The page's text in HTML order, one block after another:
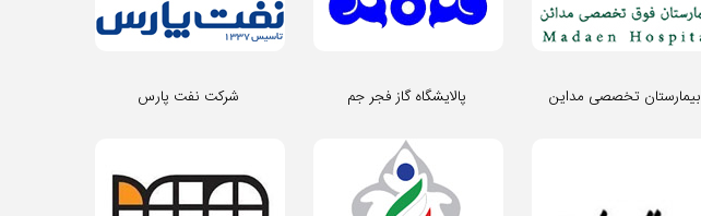
شرکت نفت پارس پالایشگاه گاز فجر جم بیمارستان تخصصی مداین